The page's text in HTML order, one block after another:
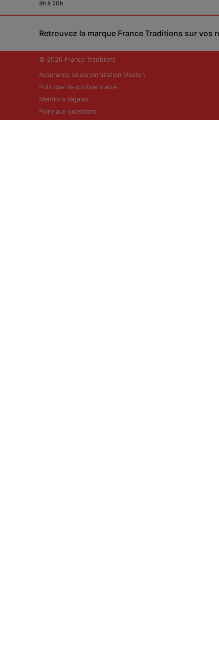
9h à 20h
Retrouvez la marque France Traditions sur vos
© 2026 France Traditions
Assurance séjour/annulation Meetch
Politique de confidentialité
Mentions légales
Foire aux questions